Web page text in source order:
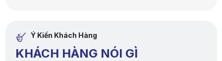
Ý Kiến Khách Hàng
KHÁCH HÀNG NÓI GÌ